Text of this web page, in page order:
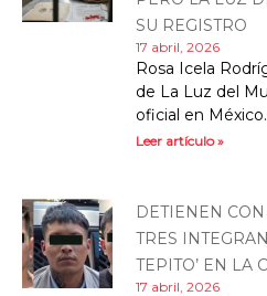
SU REGISTRO
17 abril, 2026
Rosa Icela
de La Luz del
oficial en
Leer artículo »
DETIENEN
TRES
TEPITO’ EN LA
17 abril, 2026